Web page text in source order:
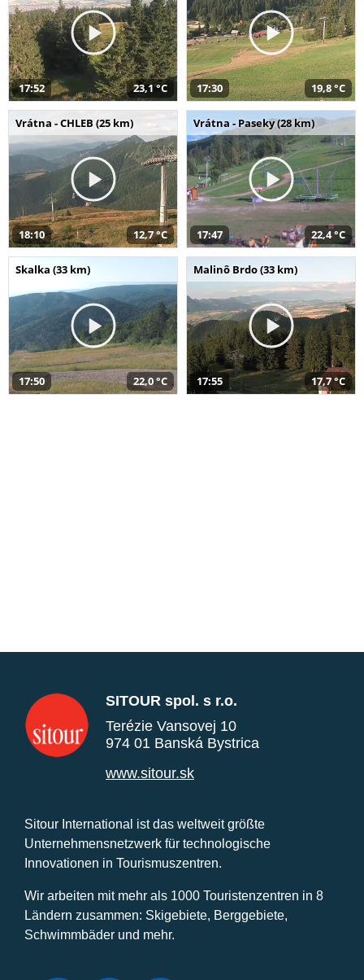
17:52 23,1 °C 17:30 19,8 °C
Vrátna - CHLEB (25 km)
18:10 12,7 °C
Vrátna - Paseky (28 km)
17:47 22,4 °C
Skalka (33 km)
17:50 22,0 °C
Malinô Brdo (33 km)
17:55 17,7 °C
SITOUR spol. s r.o.
Terézie Vansovej 10
974 01 Banská Bystrica
www.sitour.sk
Sitour International ist das weltweit größte
Unternehmensnetzwerk für technologische
Innovationen in Tourismuszentren.
Wir arbeiten mit mehr als 1000 Touristenzentren in 8
Ländern zusammen: Skigebiete, Berggebiete,
Schwimmbäder und mehr.